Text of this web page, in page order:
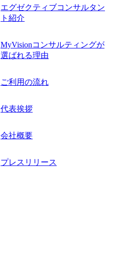
エグゼクティブコンサルタン
ト紹介
MyVisionコンサルティングが
選ばれる理由
ご利用の流れ
代表挨拶
会社概要
プレスリリース